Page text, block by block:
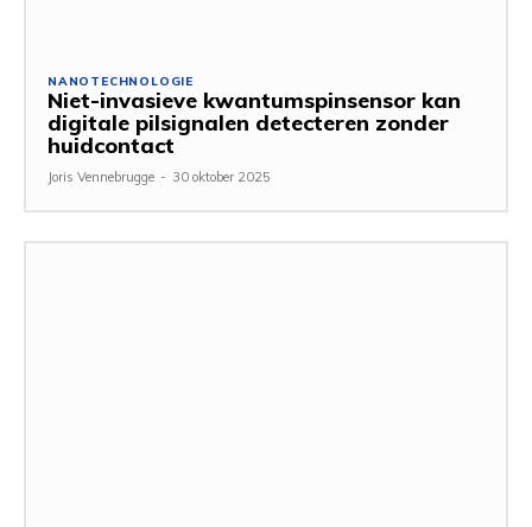
NANOTECHNOLOGIE
Niet-invasieve kwantumspinsensor kan
digitale pilsignalen detecteren zonder
huidcontact
Joris Vennebrugge - 30 oktober 2025